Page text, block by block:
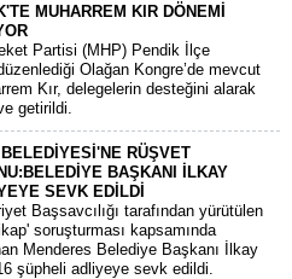
MUHARREM KIR DÖNEMİ
Partisi (MHP) Pendik İlçe
Olağan Kongre’de mevcut
Kır, delegelerin desteğini alarak
getirildi.
RÜŞVET
BAŞKANI İLKAY
SEVK EDİLDİ
Başsavcılığı tarafından yürütülen
soruşturması kapsamında
Menderes Belediye Başkanı İlkay
şüpheli adliyeye sevk edildi.